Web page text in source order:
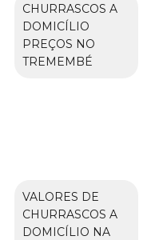
CHURRASCOS A
DOMICÍLIO
PREÇOS NO
TREMEMBÉ
VALORES DE
CHURRASCOS A
DOMICÍLIO NA